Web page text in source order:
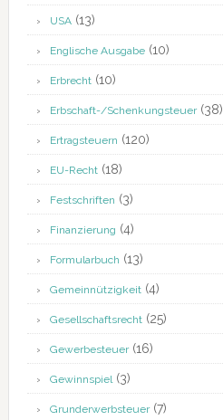
USA(13)
Englische Ausgabe(10)
Erbrecht(10)
Erbschaft-/Schenkungsteuer(38)
Ertragsteuern (120)
EU-Recht(18)
Festschriften (3)
Finanzierung (4)
Formularbuch (13)
Gemeinnützigkeit(4)
Gesellschaftsrecht(25)
Gewerbesteuer(16)
Gewinnspiel(3)
Grunderwerbsteuer(7)